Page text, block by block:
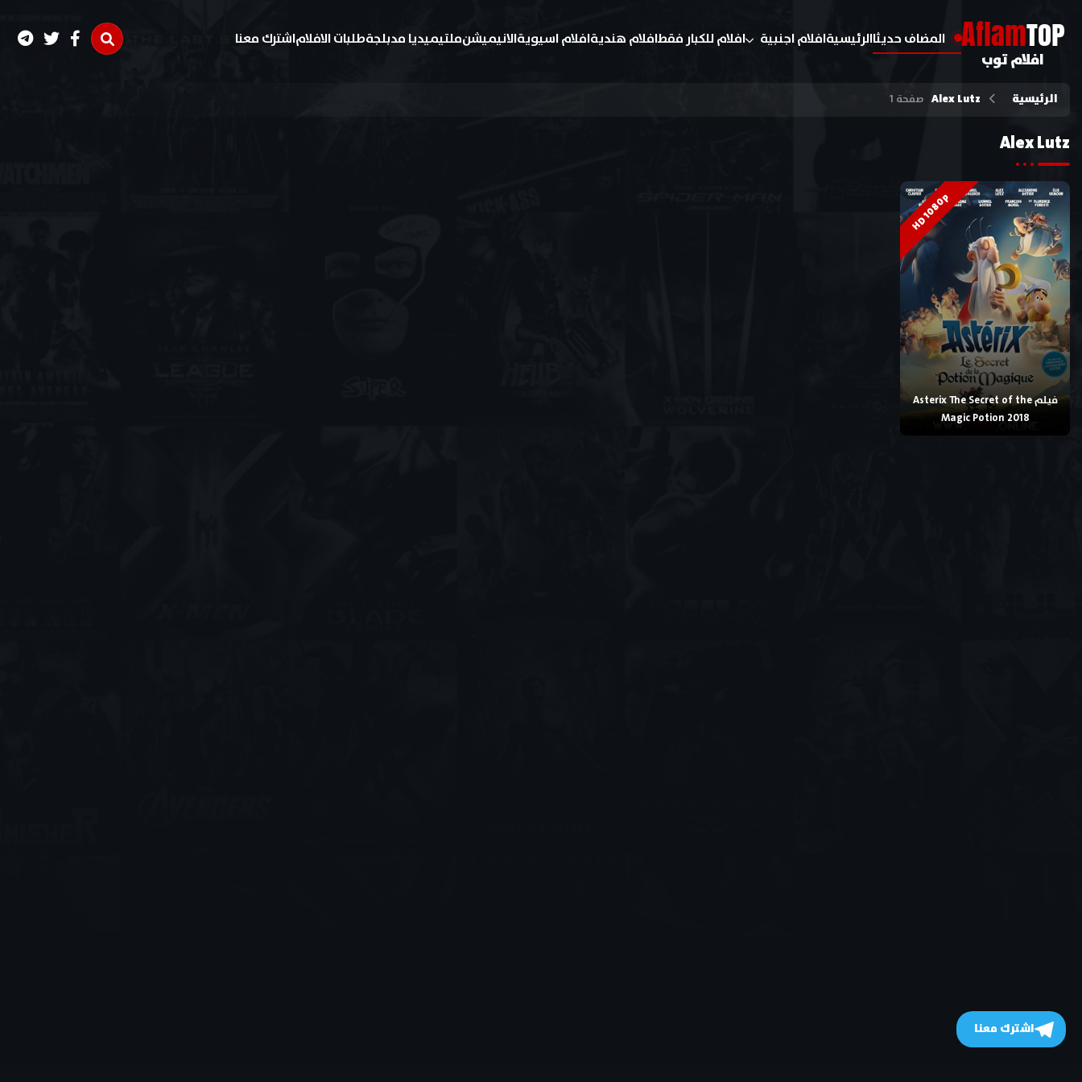
AflamTOP
افلام توب
المضاف حديثاالرئيسيةافلام اجنبية افلام للكبار فقطافلام هنديةافلام اسيويةالانيميشنملتيميديا مدبلجةطلبات الافلاماشترك معنا
الرئيسية Alex Lutz صفحة 1
Alex Lutz
HD 1080p
فيلم Asterix The Secret of the
Magic Potion 2018
اشترك معنا